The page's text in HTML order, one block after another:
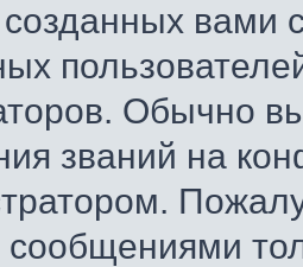
созданных
Обычно
званий на